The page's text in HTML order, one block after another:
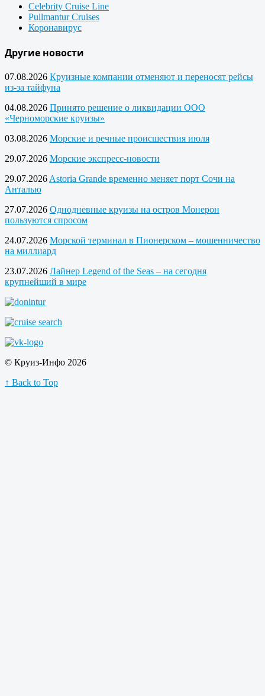
Celebrity Cruise Line
Pullmantur Cruises
Коронавирус
Другие новости
07.08.2026 Круизные компании отменяют и переносят рейсы
из-за тайфуна
04.08.2026 Принято решение о ликвидации ООО
«Черноморские круизы»
03.08.2026 Морские и речные происшествия июля
29.07.2026 Морские экспресс-новости
29.07.2026 Astoria Grande временно меняет порт Сочи на
Анталью
27.07.2026 Однодневные круизы на остров Монерон
пользуются спросом
24.07.2026 Морской терминал в Пионерском – мошенничество
на миллиард
23.07.2026 Лайнер Legend of the Seas – на сегодня
крупнейший в мире
© Круиз-Инфо 2026
↑ Back to Top